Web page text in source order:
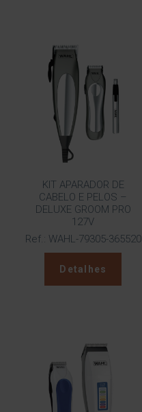
KIT APARADOR DE
CABELO E PELOS –
DELUXE GROOM PRO
127V
Ref.: WAHL-79305-365520
Detalhes